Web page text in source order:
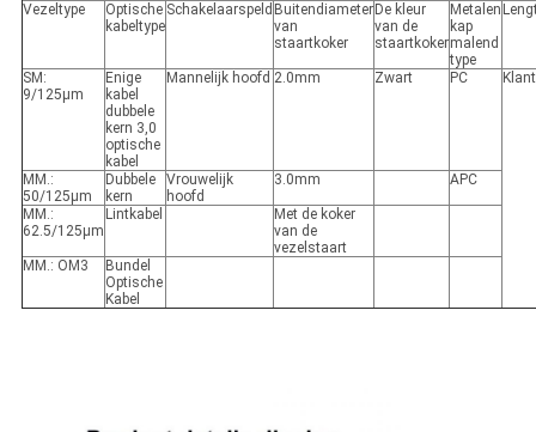
Vezeltype
Optische
kabeltype
Schakelaarspeld Buitendiameter
van
staartkoker
De kleur
van de
staartkoker
Metalen
kap
malend
type
SM:
9/125μm
Enige
kabel
dubbele
kern 3,0
optische
kabel
Mannelijk hoofd 2.0mm Zwart PC
MM.:
50/125μm
Dubbele
kern
Vrouwelijk
hoofd
3.0mm APC
MM.:
62.5/125μm
Lintkabel
Met de koker
van de
vezelstaart
MM.: OM3
Bundel
Optische
Kabel